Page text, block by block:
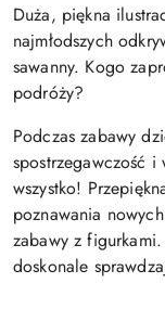
Duża, piękna
najmłodszych
sawanny. Kogo
podróży?
Podczas zabawy
spostrzegawczość i
wszystko!
poznawania
zabawy z
doskonale